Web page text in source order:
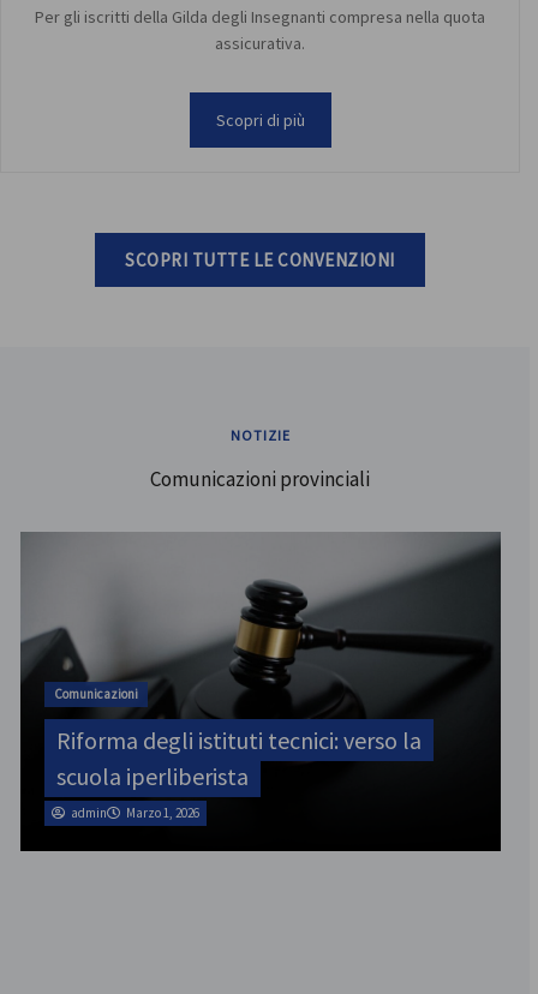
Per gli iscritti della Gilda degli Insegnanti compresa nella quota
assicurativa.
Scopri di più
SCOPRI TUTTE LE CONVENZIONI
NOTIZIE
Comunicazioni provinciali
Comunicazioni
Riforma degli istituti tecnici: verso la
scuola iperliberista
admin Marzo 1, 2026